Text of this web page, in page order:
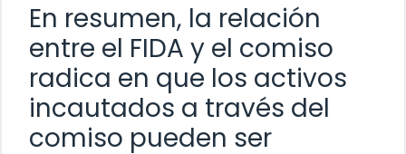
En resumen, la relación
entre el FIDA y el comiso
radica en que los activos
incautados a través del
comiso pueden ser